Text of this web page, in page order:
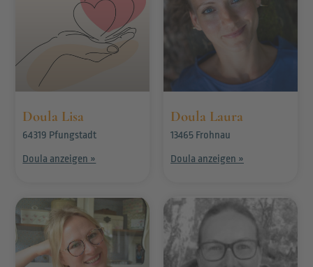
Doula Lisa
64319 Pfungstadt
Doula anzeigen »
Doula Laura
13465 Frohnau
Doula anzeigen »